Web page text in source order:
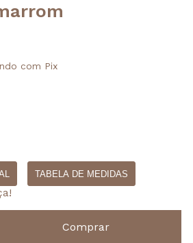
com Pix
TABELA DE MEDIDAS